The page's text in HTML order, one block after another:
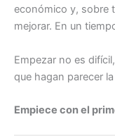
económico y, sobre
mejorar. En un
Empezar no es
que hagan parecer
Empiece con el